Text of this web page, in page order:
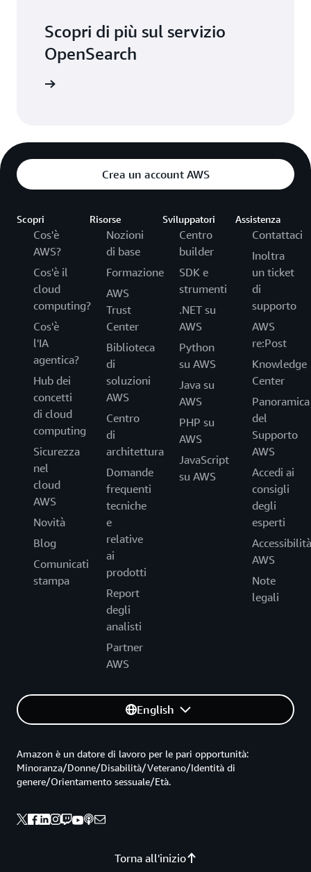
Scopri di più sul servizio
OpenSearch
Crea un account AWS
Scopri
Cos'è
AWS?
Cos'è il
cloud
computing?
Cos'è
l'IA
agentica?
Hub dei
concetti
di cloud
computing
Sicurezza
nel
cloud
AWS
Novità
Blog
Comunicati
stampa
Risorse
Nozioni
di base
Formazione
AWS
Trust
Center
Biblioteca
di
soluzioni
AWS
Centro
di
architettura
Domande
frequenti
tecniche
e
relative
ai
prodotti
Report
degli
analisti
Partner
AWS
Sviluppatori
Centro
builder
SDK e
strumenti
.NET su
AWS
Python
su AWS
Java su
AWS
PHP su
AWS
JavaScript
su AWS
Assistenza
Contattaci
Inoltra
un ticket
di
supporto
AWS
re:Post
Knowledge
Center
Panoramica
del
Supporto
AWS
Accedi ai
consigli
degli
esperti
Accessibilità
AWS
Note
legali
English
Torna all'inizio
Amazon è un datore di lavoro per le pari opportunità:
Minoranza/Donne/Disabilità/Veterano/Identità di
genere/Orientamento sessuale/Età.